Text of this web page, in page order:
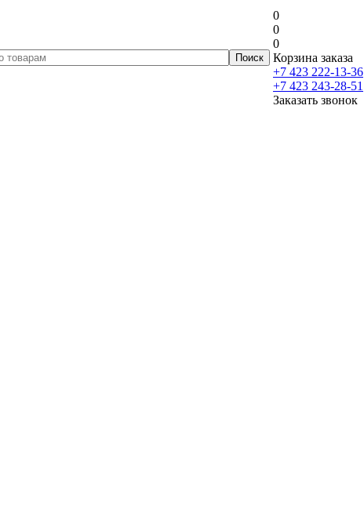
0
0
0
Корзина заказа
+7 423 222-13-36
+7 423 243-28-51
Заказать звонок